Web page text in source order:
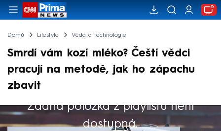
Domů Lifestyle Věda a technologie
Smrdí vám kozí mléko? Čeští vědci
pracují na metodě, jak ho zápachu
zbavit
Žádná položka z playlistu není
dostupná.
Výběr redakce